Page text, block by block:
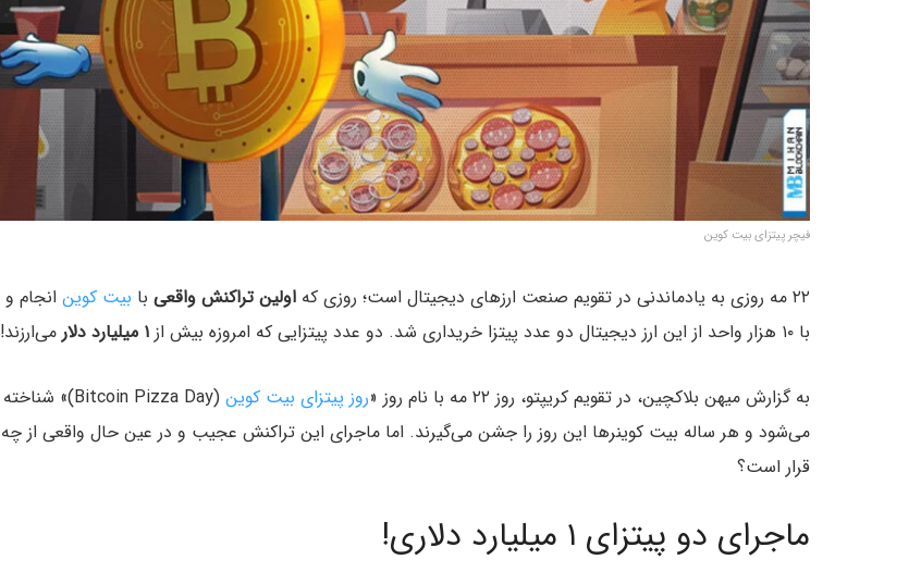
فیچر پیتزای بیت کوین
۲۲ مه روزی به یادماندنی در تقویم صنعت ارزهای دیجیتال است؛ روزی که اولین تراکنش واقعی با بیت کوین انجام و
با ۱۰ هزار واحد از این ارز دیجیتال دو عدد پیتزا خریداری شد. دو عدد پیتزایی که امروزه بیش از
می‌ارزند!
به گزارش میهن بلاکچین، در تقویم کریپتو، روز ۲۲ مه با نام روز « روز پیتزای بیت کوین
(Bitcoin Pizza Day)» شناخته
می‌شود و هر ساله بیت کوینرها این روز را جشن می‌گیرند. اما ماجرای این تراکنش عجیب و در عین حال واقعی از چه
قرار است؟
ماجرای دو پیتزای ۱ میلیارد دلاری!